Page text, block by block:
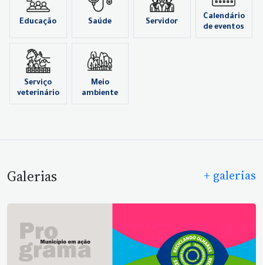
Educação Saúde Servidor
Calendário
de eventos
Serviço
veterinário
Meio
ambiente
Galerias + galerias